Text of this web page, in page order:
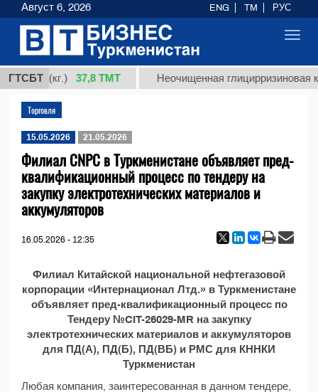
ГТСБТ
сорт 1 (кг.) 37,8 ТМТ Неочищенная глицирризиновая
Торговля
15.05.2026 21.05.2026
Филиал CNPC в Туркменистане объявляет пред-
квалификационный процесс по тендеру на
закупку электротехнических материалов и
аккумуляторов
16.05.2026 - 12:35
Филиал Китайской национальной нефтегазовой
корпорации «Интернационал Лтд.» в Туркменистане
объявляет пред-квалификационный процесс по
Тендеру №CIT-26029-MR на закупку
электротехнических материалов и аккумуляторов
для ПД(А), ПД(Б), ПД(ВБ) и РМС для КННКИ
Туркменистан
Любая компания, заинтересованная в данном тендере,
Август 6, 2026 ENG TM РУС